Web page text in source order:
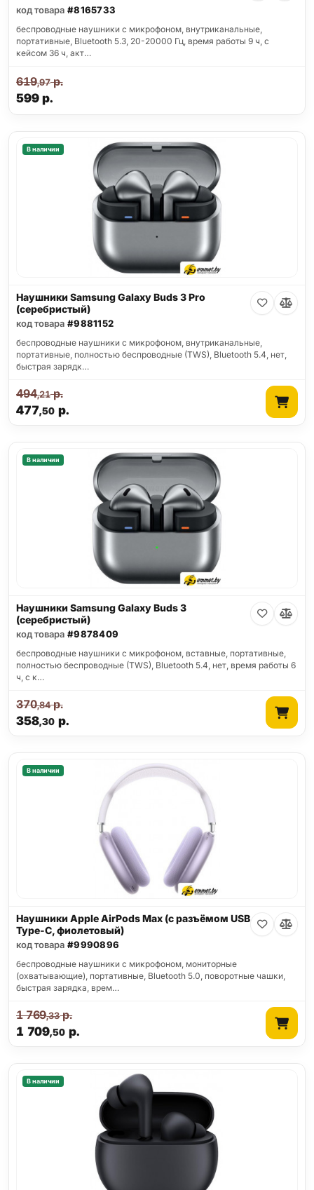
код товара #8165733
беспроводные наушники с микрофоном, внутриканальные,
портативные, Bluetooth 5.3, 20-20000 Гц, время работы 9 ч, с
кейсом 36 ч, акт…
599р.
619,97р.
В наличии
Наушники Samsung Galaxy Buds 3 Pro
(серебристый)
код товара #9881152
беспроводные наушники с микрофоном, внутриканальные,
портативные, полностью беспроводные (TWS), Bluetooth 5.4, нет,
быстрая зарядк…
477,50р.
494,21р.
В наличии
Наушники Samsung Galaxy Buds 3
(серебристый)
код товара #9878409
беспроводные наушники с микрофоном, вставные, портативные,
полностью беспроводные (TWS), Bluetooth 5.4, нет, время работы 6
ч, с к…
358,30р.
370,84р.
В наличии
Наушники Apple AirPods Max (с разъёмом USB
Type-C, фиолетовый)
код товара #9990896
беспроводные наушники с микрофоном, мониторные
(охватывающие), портативные, Bluetooth 5.0, поворотные чашки,
быстрая зарядка, врем…
1 709,50 р.
1 769,33р.
В наличии